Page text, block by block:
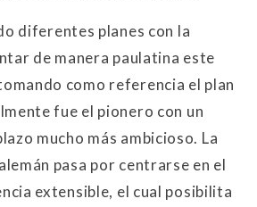
diferentes planes con la
de manera paulatina este
como referencia el plan
fue el pionero con un
mucho más ambicioso. La
pasa por centrarse en el
extensible, el cual posibilita